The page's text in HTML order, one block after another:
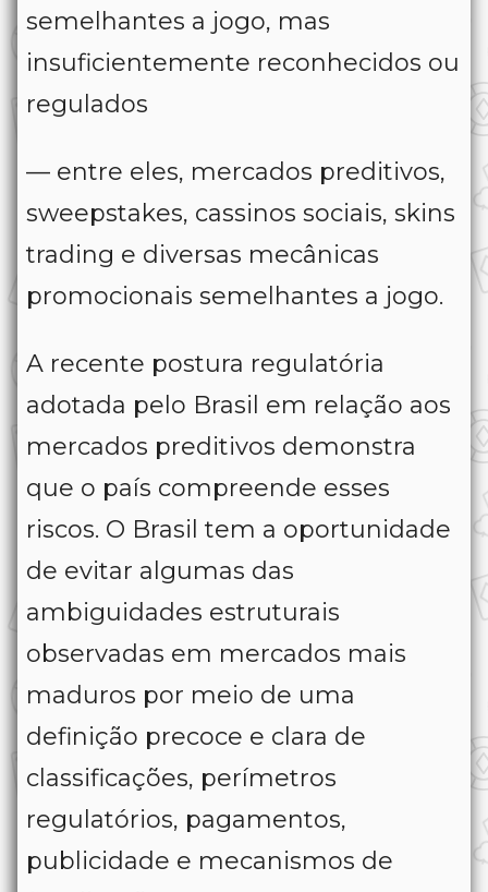
semelhantes a jogo, mas
insuficientemente reconhecidos ou
regulados
— entre eles, mercados preditivos,
sweepstakes, cassinos sociais, skins
trading e diversas mecânicas
promocionais semelhantes a jogo.
A recente postura regulatória
adotada pelo Brasil em relação aos
mercados preditivos demonstra
que o país compreende esses
riscos. O Brasil tem a oportunidade
de evitar algumas das
ambiguidades estruturais
observadas em mercados mais
maduros por meio de uma
definição precoce e clara de
classificações, perímetros
regulatórios, pagamentos,
publicidade e mecanismos de